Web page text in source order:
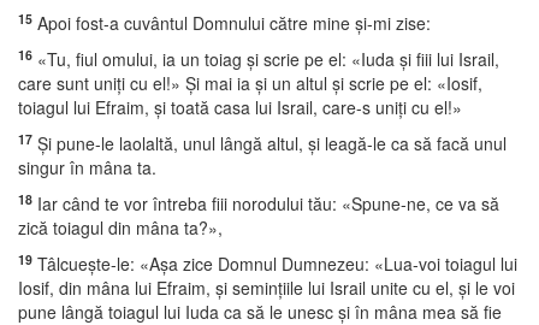
15 Apoi fost-a cuvântul Domnului către mine şi-mi zise:
16 «Tu, fiul omului, ia un toiag şi scrie pe el: «Iuda şi fiii lui Israil,
care sunt uniţi cu el!» Şi mai ia şi un altul şi scrie pe el: «Iosif,
toiagul lui Efraim, şi toată casa lui Israil, care-s uniţi cu el!»
17 Şi pune-le laolaltă, unul lângă altul, şi leagă-le ca să facă unul
singur în mâna ta.
18 Iar când te vor întreba fiii norodului tău: «Spune-ne, ce va să
zică toiagul din mâna ta?»,
19 Tâlcueşte-le: «Aşa zice Domnul Dumnezeu: «Lua-voi toiagul lui
Iosif, din mâna lui Efraim, şi seminţiile lui Israil unite cu el, şi le voi
pune lângă toiagul lui Iuda ca să le unesc şi în mâna mea să fie